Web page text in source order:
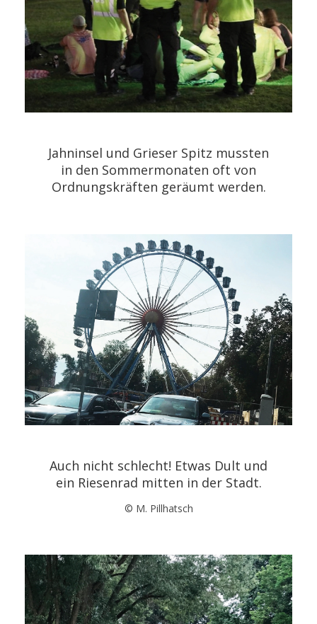
Jahninsel und Grieser Spitz mussten
in den Sommermonaten oft von
Ordnungskräften geräumt werden.
Auch nicht schlecht! Etwas Dult und
ein Riesenrad mitten in der Stadt.
© M. Pillhatsch